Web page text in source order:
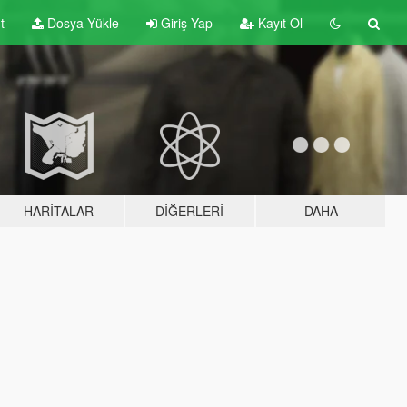
Dosya Yükle Giriş Yap Kayıt Ol
HARITALAR DIĞERLERI DAHA